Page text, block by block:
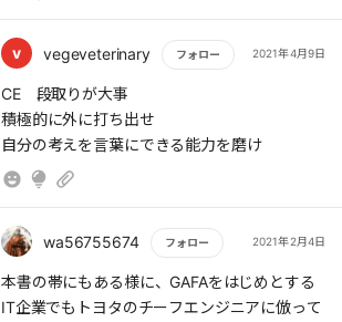
v vegeveterinary フォロー 2021年4月9日
もっと読む
CE 段取りが大事
積極的に外に打ち出せ
自分の考えを言葉にできる能力を磨け
wa56755674 フォロー 2021年2月4日
もっと読む
本書の帯にもある様に、GAFAをはじめとする
IT企業でもトヨタのチーフエンジニアに倣って